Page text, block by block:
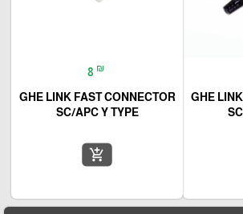
GHE
8 ₪
GHE LINK FAST CONNECTOR
SC/APC Y TYPE
add_shopping_cart